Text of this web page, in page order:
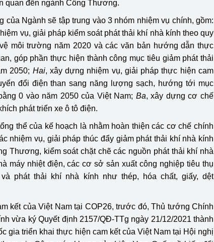
quan đến ngành Công Thương.
của Ngành sẽ tập trung vào 3 nhóm nhiệm vụ chính, gồm:
vụ, giải pháp kiểm soát phát thải khí nhà kính theo quy
môi trường năm 2020 và các văn bản hướng dẫn thực
góp phần thực hiện thành công mục tiêu giảm phát thải
2050; Hai, xây dựng nhiệm vụ, giải pháp thực hiện cam
đổi điện than sang năng lượng sạch, hướng tới mục
0 vào năm 2050 của Việt Nam; Ba, xây dựng cơ chế
phát triển xe ô tô điện.
thể của kế hoạch là nhằm hoàn thiện các cơ chế chính
nhiệm vụ, giải pháp thúc đẩy giảm phát thải khí nhà kính
Thương, kiểm soát chặt chẽ các nguồn phát thải khí nhà
máy nhiệt điện, các cơ sở sản xuất công nghiệp tiêu thụ
phát thải khí nhà kính như thép, hóa chất, giấy, dệt
kết của Việt Nam tại COP26, trước đó, Thủ tướng Chính
vừa ký Quyết định 2157/QĐ-TTg ngày 21/12/2021 thành
gia triển khai thực hiện cam kết của Việt Nam tại Hội nghị